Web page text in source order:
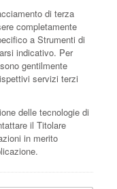
di terza
completamente
a Strumenti di
indicativo. Per
gentilmente
servizi terzi
delle tecnologie di
il Titolare
in merito